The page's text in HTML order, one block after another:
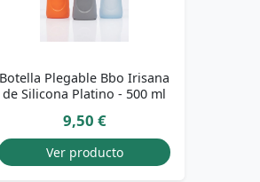
Botella Plegable Bbo Irisana
de Silicona Platino - 500 ml
9,50 €
Ver producto